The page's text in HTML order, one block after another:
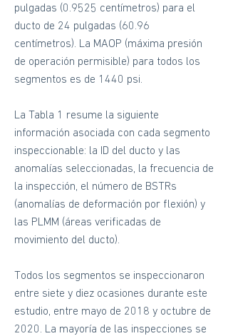
pulgadas (0.9525 centímetros) para el
ducto de 24 pulgadas (60.96
centímetros). La MAOP (máxima presión
de operación permisible) para todos los
segmentos es de 1440 psi.
La Tabla 1 resume la siguiente
información asociada con cada segmento
inspeccionable: la ID del ducto y las
anomalías seleccionadas, la frecuencia de
la inspección, el número de BSTRs
(anomalías de deformación por flexión) y
las PLMM (áreas verificadas de
movimiento del ducto).
Todos los segmentos se inspeccionaron
entre siete y diez ocasiones durante este
estudio, entre mayo de 2018 y octubre de
2020. La mayoría de las inspecciones se